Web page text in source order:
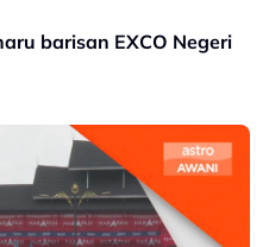
barisan EXCO Negeri